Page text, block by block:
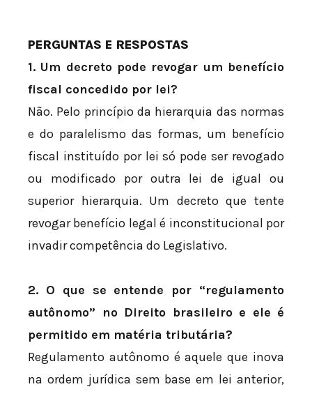
PERGUNTAS E RESPOSTAS
1. Um decreto pode revogar um benefício
fiscal concedido por lei?
Não. Pelo princípio da hierarquia das normas
e do paralelismo das formas, um benefício
fiscal instituído por lei só pode ser revogado
ou modificado por outra lei de igual ou
superior hierarquia. Um decreto que tente
revogar benefício legal é inconstitucional por
invadir competência do Legislativo.
2. O que se entende por “regulamento
autônomo” no Direito brasileiro e ele é
permitido em matéria tributária?
Regulamento autônomo é aquele que inova
na ordem jurídica sem base em lei anterior,